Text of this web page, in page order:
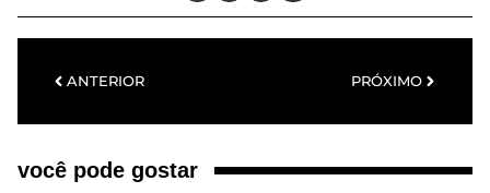
ANTERIOR PRÓXIMO
você pode gostar